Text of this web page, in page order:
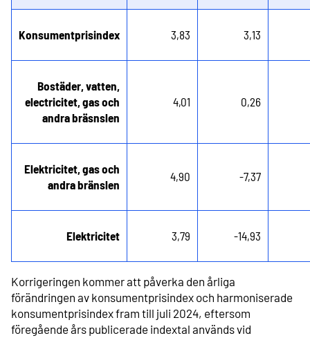
Konsumentprisindex 3,83 3,13
Bostäder, vatten,
electricitet, gas och
andra bräsnslen
4,01 0,26
Elektricitet, gas och
andra bränslen
4,90 -7,37
Elektricitet 3,79 -14,93
Korrigeringen kommer att påverka den årliga
förändringen av konsumentprisindex och harmoniserade
konsumentprisindex fram till juli 2024, eftersom
föregående års publicerade indextal används vid